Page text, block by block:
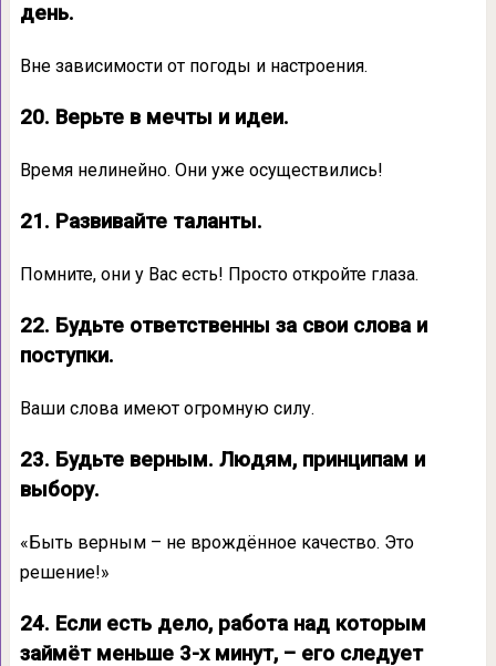
день.
Вне зависимости от погоды и настроения.
20. Верьте в мечты и идеи.
Время нелинейно. Они уже осуществились!
21. Развивайте таланты.
Помните, они у Вас есть! Просто откройте глаза.
22. Будьте ответственны за свои слова и
поступки.
Ваши слова имеют огромную силу.
23. Будьте верным. Людям, принципам и
выбору.
«Быть верным – не врождённое качество. Это
решение!»
24. Если есть дело, работа над которым
займёт меньше 3-х минут, – его следует